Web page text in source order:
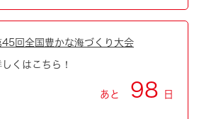
45回全国豊かな海づくり大会
しくはこちら！
あと 98 日